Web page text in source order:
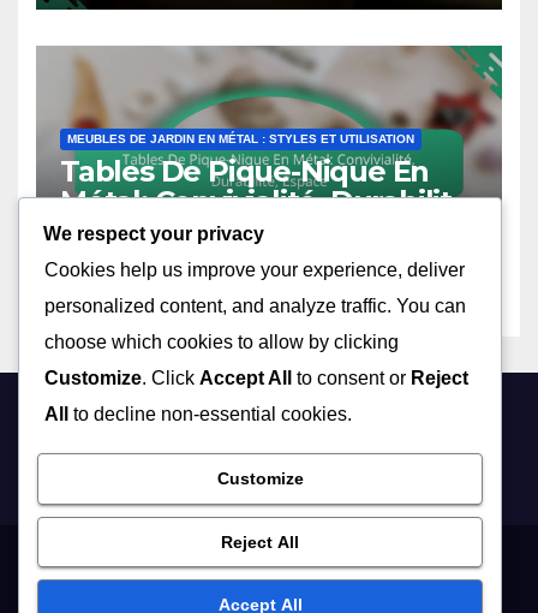
MEUBLES DE JARDIN EN MÉTAL : STYLES ET UTILISATION
Tables De Pique-Nique En
Métal: Convivialité, Durabilité,
Espace
05/12/2025 JULIETTE CARON
rdesjardins.com
Cookies & TrackingGet in TouchAboutPrivacy Policy
We respect your privacy
Cookies help us improve your experience, deliver
personalized content, and analyze traffic. You can
choose which cookies to allow by clicking
Customize. Click Accept All to consent or Reject
All
to decline non-essential cookies.
Customize
Reject All
Accept All